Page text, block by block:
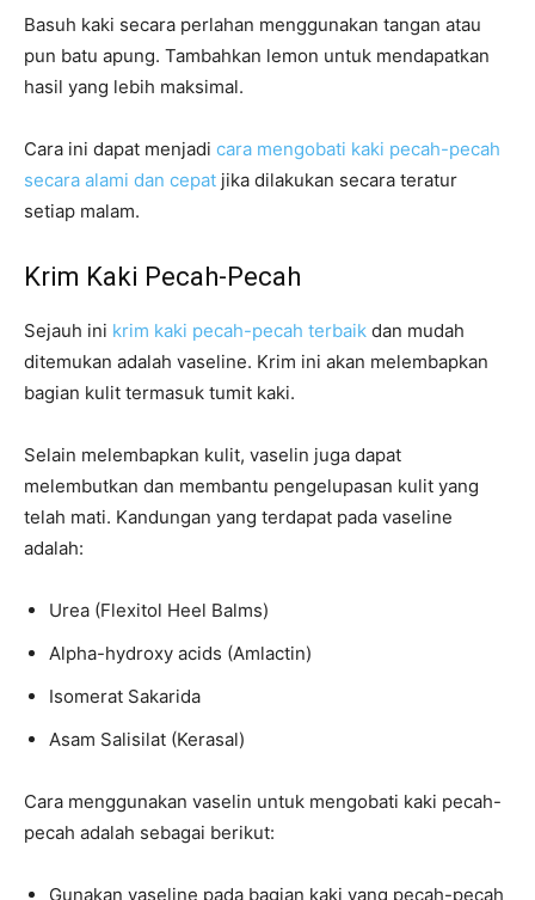
Basuh kaki secara perlahan menggunakan tangan atau
pun batu apung. Tambahkan lemon untuk mendapatkan
hasil yang lebih maksimal.
Cara ini dapat menjadi cara mengobati kaki pecah-pecah
secara alami dan cepat jika dilakukan secara teratur
setiap malam.
Krim Kaki Pecah-Pecah
Sejauh ini krim kaki pecah-pecah terbaik dan mudah
ditemukan adalah vaseline. Krim ini akan melembapkan
bagian kulit termasuk tumit kaki.
Selain melembapkan kulit, vaselin juga dapat
melembutkan dan membantu pengelupasan kulit yang
telah mati. Kandungan yang terdapat pada vaseline
adalah:
Urea (Flexitol Heel Balms)
Alpha-hydroxy acids (Amlactin)
Isomerat Sakarida
Asam Salisilat (Kerasal)
Cara menggunakan vaselin untuk mengobati kaki pecah-
pecah adalah sebagai berikut:
Gunakan vaseline pada bagian kaki yang pecah-pecah